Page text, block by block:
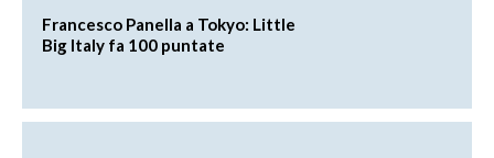
Francesco Panella a Tokyo: Little
Big Italy fa 100 puntate